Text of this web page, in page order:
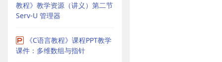
教程》教学资源（讲义）第二节
Serv-U 管理器
《C语言教程》课程PPT教学
课件：多维数组与指针